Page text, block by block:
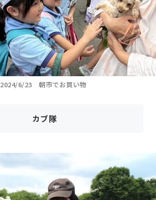
2024/6/23 朝市でお買い物
カブ隊